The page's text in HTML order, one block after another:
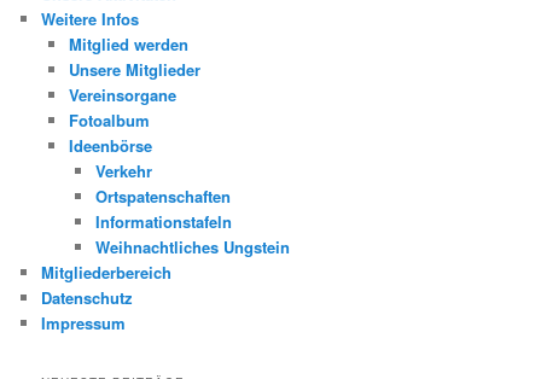
Weitere Infos
Mitglied werden
Unsere Mitglieder
Vereinsorgane
Fotoalbum
Ideenbörse
Verkehr
Ortspatenschaften
Informationstafeln
Weihnachtliches Ungstein
Mitgliederbereich
Datenschutz
Impressum